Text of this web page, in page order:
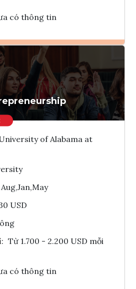
có thông tin
Ghi danh
Tham vấn Interlink
of Alabama at
Aug,Jan,May
USD
: Từ 1.700 - 2.200 USD mỗi
có thông tin